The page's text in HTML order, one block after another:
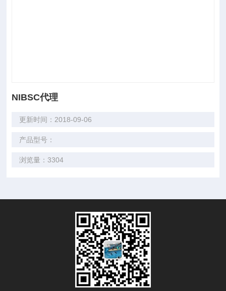
NIBSC代理
更新时间：2018-09-06
产品型号：
浏览量：3304